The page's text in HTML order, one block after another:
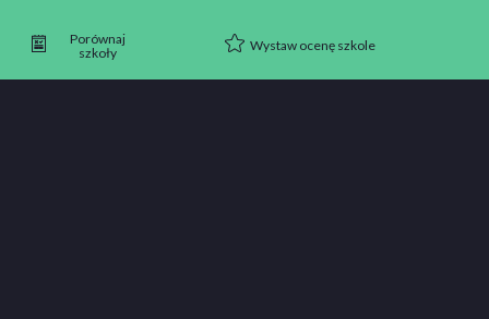
Porównaj
szkoły
Wystaw ocenę szkole